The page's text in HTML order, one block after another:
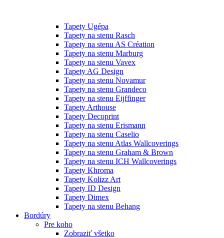
Tapety Ugépa
Tapety na stenu Rasch
Tapety na stenu AS Création
Tapety na stenu Marburg
Tapety na stenu Vavex
Tapety AG Design
Tapety na stenu Novamur
Tapety na stenu Grandeco
Tapety na stenu Eijffinger
Tapety Arthouse
Tapety Decoprint
Tapety na stenu Erismann
Tapety na stenu Caselio
Tapety na stenu Atlas Wallcoverings
Tapety na stenu Graham & Brown
Tapety na stenu ICH Wallcoverings
Tapety Khroma
Tapety Kolizz Art
Tapety ID Design
Tapety Dimex
Tapety na stenu Behang
Bordúry
Pre koho
Zobraziť všetko